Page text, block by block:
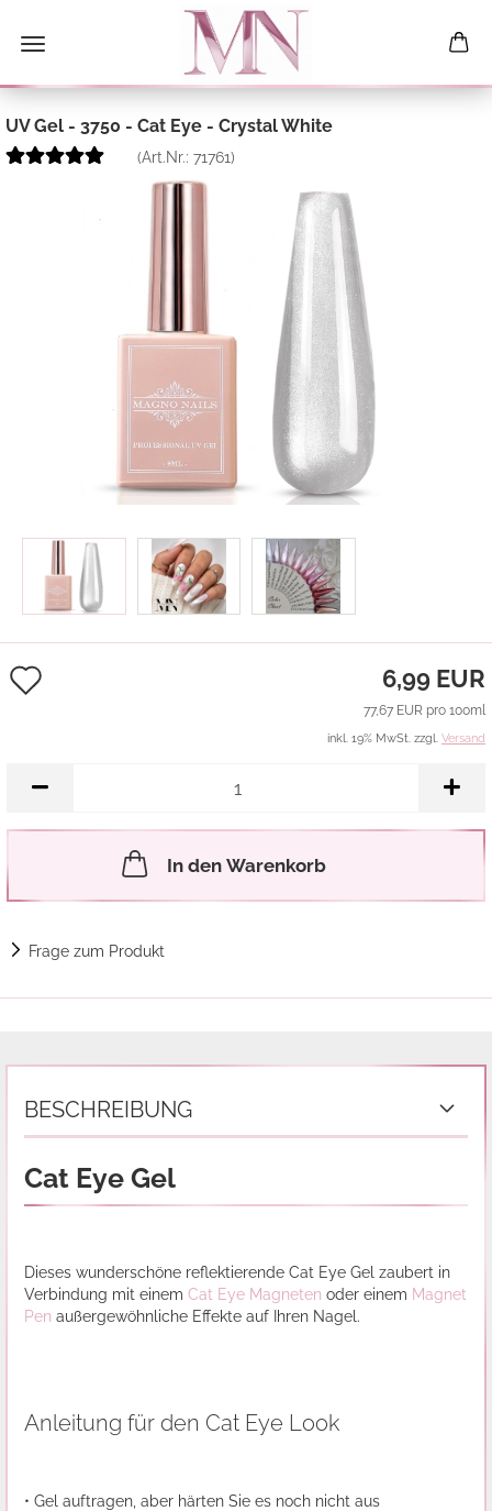
UV Gel - 3750 - Cat Eye - Crystal White
(Art.Nr.: 71761)
6,99 EUR
77,67 EUR pro 100ml
inkl. 19% MwSt. zzgl. Versand
In den Warenkorb
Frage zum Produkt
BESCHREIBUNG
Cat Eye Gel
Dieses wunderschöne reflektierende Cat Eye Gel zaubert in
Verbindung mit einem Cat Eye Magneten oder einem Magnet
Pen außergewöhnliche Effekte auf Ihren Nagel.
Anleitung für den Cat Eye Look
• Gel auftragen, aber härten Sie es noch nicht aus